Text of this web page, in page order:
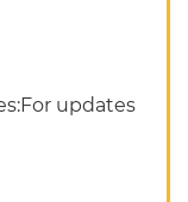
updates